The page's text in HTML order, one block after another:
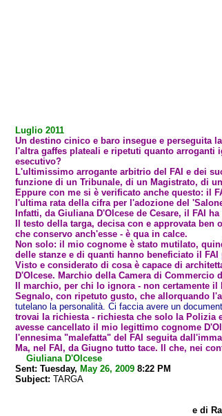
Luglio 2011
Un destino cinico e baro insegue e perseguita
l'altra gaffes plateali e ripetuti quanto
esecutivo?
L'ultimissimo arrogante arbitrio del FAI e dei
funzione di un Tribunale, di un Magistrato, di
Eppure con me si è verificato anche questo: il
l'ultima rata della cifra per l'adozione del
Infatti, da Giuliana D'Olcese de Cesare, il FAI
Il testo della targa, decisa con e approvata
che conservo anch'esse - è qua in calce.
Non solo: il mio cognome è stato mutilato,
delle stanze e di quanti hanno beneficiato il
Visto e considerato di cosa è capace di
D'Olcese. Marchio della Camera di Commercio
Il marchio, per chi lo ignora - non certamente
Segnalo, con ripetuto gusto, che allorquando
tutelano la personalità. Ci faccia avere un
trovai la richiesta - richiesta che solo la
avesse cancellato il mio legittimo cognome
l'ennesima "malefatta" del FAI seguita
Ma, nel FAI, da Giugno tutto tace. Il che, nei
Giuliana D'Olcese
Sent: Tuesday, May 26, 20098:22 PM
Subject: TARGA
e di